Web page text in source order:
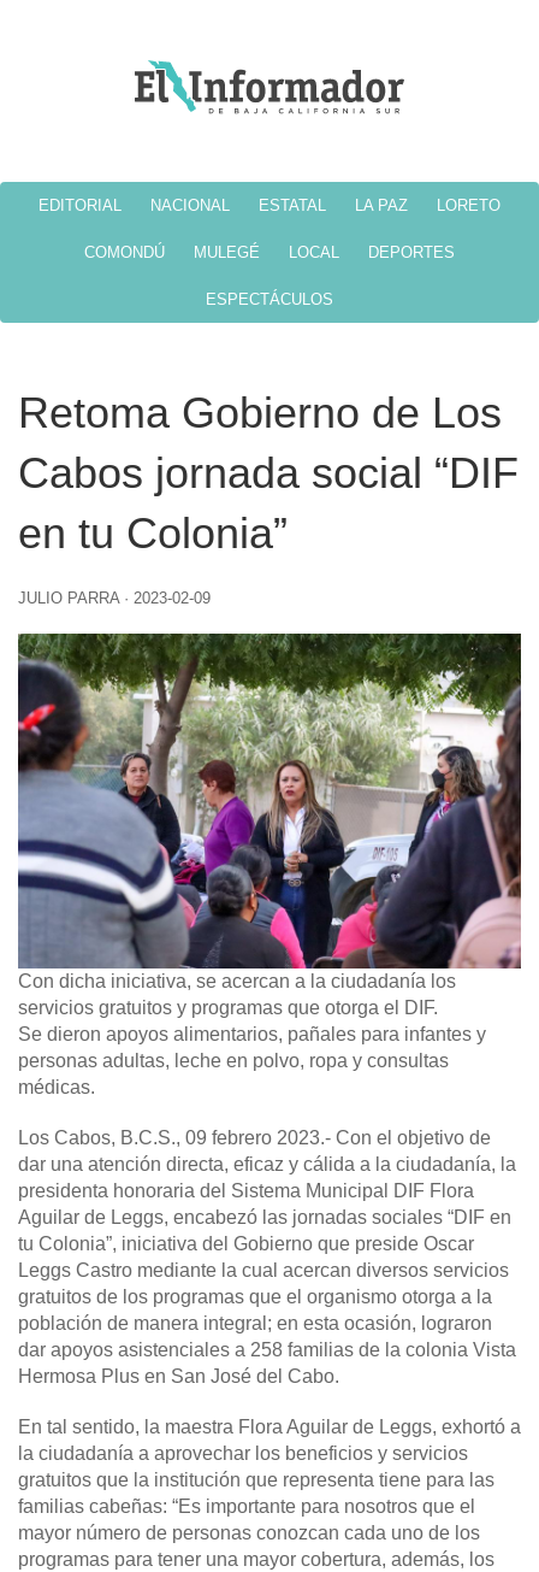
EDITORIAL NACIONAL ESTATAL LA PAZ LORETO
COMONDÚ MULEGÉ LOCAL DEPORTES
ESPECTÁCULOS
Retoma Gobierno de Los
Cabos jornada social “DIF
en tu Colonia”
JULIO PARRA · 2023-02-09
Con dicha iniciativa, se acercan a la ciudadanía los
servicios gratuitos y programas que otorga el DIF.
Se dieron apoyos alimentarios, pañales para infantes y
personas adultas, leche en polvo, ropa y consultas
médicas.
Los Cabos, B.C.S., 09 febrero 2023.- Con el objetivo de
dar una atención directa, eficaz y cálida a la ciudadanía, la
presidenta honoraria del Sistema Municipal DIF Flora
Aguilar de Leggs, encabezó las jornadas sociales “DIF en
tu Colonia”, iniciativa del Gobierno que preside Oscar
Leggs Castro mediante la cual acercan diversos servicios
gratuitos de los programas que el organismo otorga a la
población de manera integral; en esta ocasión, lograron
dar apoyos asistenciales a 258 familias de la colonia Vista
Hermosa Plus en San José del Cabo.
En tal sentido, la maestra Flora Aguilar de Leggs, exhortó a
la ciudadanía a aprovechar los beneficios y servicios
gratuitos que la institución que representa tiene para las
familias cabeñas: “Es importante para nosotros que el
mayor número de personas conozcan cada uno de los
programas para tener una mayor cobertura, además, los